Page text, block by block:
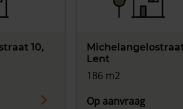
10,
Michelangelostraat
Lent
186 m2
Op aanvraag